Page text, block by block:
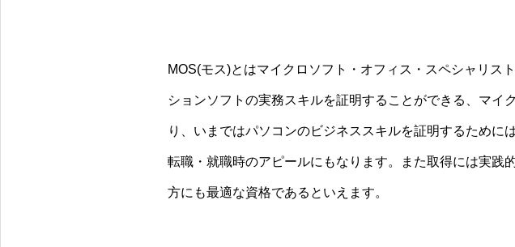
MOS(モス)とはマイクロソフト・オフィス・スペシャリス
ションソフトの実務スキルを証明することができる、マ
り、いまではパソコンのビジネススキルを証明するために
転職・就職時のアピールにもなります。また取得には実践
方にも最適な資格であるといえます。